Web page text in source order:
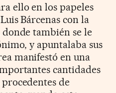
ello en los papeles
Bárcenas con la
también se le
y apuntalaba sus
manifestó en una
cantidades
de